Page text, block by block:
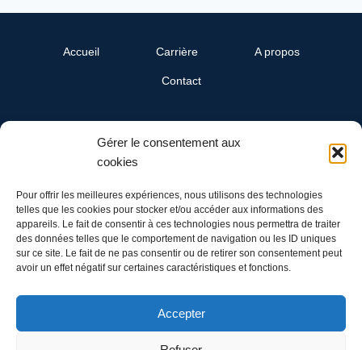
Gérer le consentement aux
cookies
Pour offrir les meilleures expériences, nous utilisons des technologies
telles que les cookies pour stocker et/ou accéder aux informations des
appareils. Le fait de consentir à ces technologies nous permettra de traiter
des données telles que le comportement de navigation ou les ID uniques
sur ce site. Le fait de ne pas consentir ou de retirer son consentement peut
avoir un effet négatif sur certaines caractéristiques et fonctions.
Accepter
Accueil Carrière A propos
Contact
SwissReline
Un département Cand-Landi SA
1422 Grandson
Tél: 024 445 00 90
Mail: info@swissreline.ch